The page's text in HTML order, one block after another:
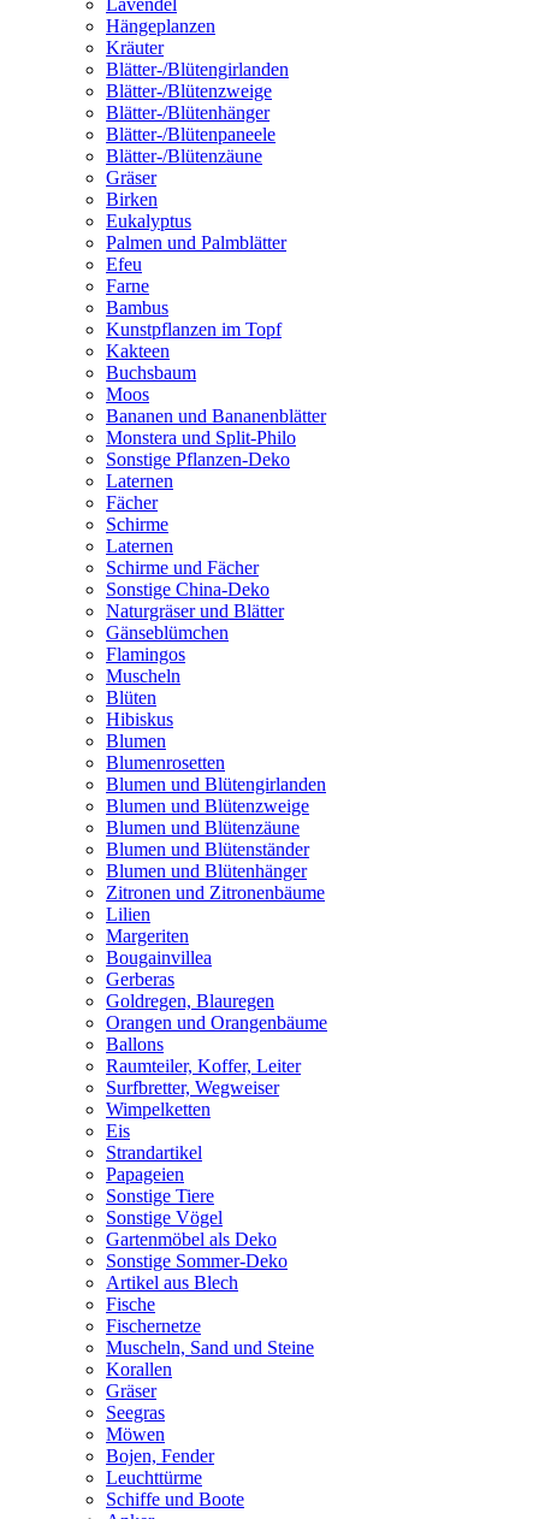
Hängeplanzen
Kräuter
Blätter-/Blütengirlanden
Blätter-/Blütenzweige
Blätter-/Blütenhänger
Blätter-/Blütenpaneele
Blätter-/Blütenzäune
Gräser
Birken
Eukalyptus
Palmen und Palmblätter
Efeu
Farne
Bambus
Kunstpflanzen im Topf
Kakteen
Buchsbaum
Moos
Bananen und Bananenblätter
Monstera und Split-Philo
Sonstige Pflanzen-Deko
Laternen
Fächer
Schirme
Laternen
Schirme und Fächer
Sonstige China-Deko
Naturgräser und Blätter
Gänseblümchen
Flamingos
Muscheln
Blüten
Hibiskus
Blumen
Blumenrosetten
Blumen und Blütengirlanden
Blumen und Blütenzweige
Blumen und Blütenzäune
Blumen und Blütenständer
Blumen und Blütenhänger
Zitronen und Zitronenbäume
Lilien
Margeriten
Bougainvillea
Gerberas
Goldregen, Blauregen
Orangen und Orangenbäume
Ballons
Raumteiler, Koffer, Leiter
Surfbretter, Wegweiser
Wimpelketten
Eis
Strandartikel
Papageien
Sonstige Tiere
Sonstige Vögel
Gartenmöbel als Deko
Sonstige Sommer-Deko
Artikel aus Blech
Fische
Fischernetze
Muscheln, Sand und Steine
Korallen
Gräser
Seegras
Möwen
Bojen, Fender
Leuchttürme
Schiffe und Boote